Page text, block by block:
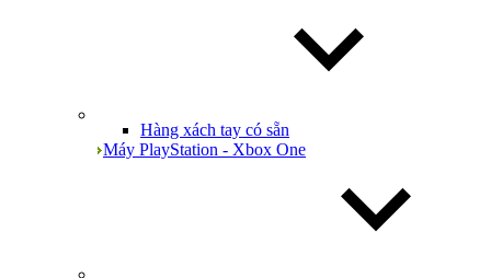
Hàng xách tay có sẵn
Máy PlayStation - Xbox One